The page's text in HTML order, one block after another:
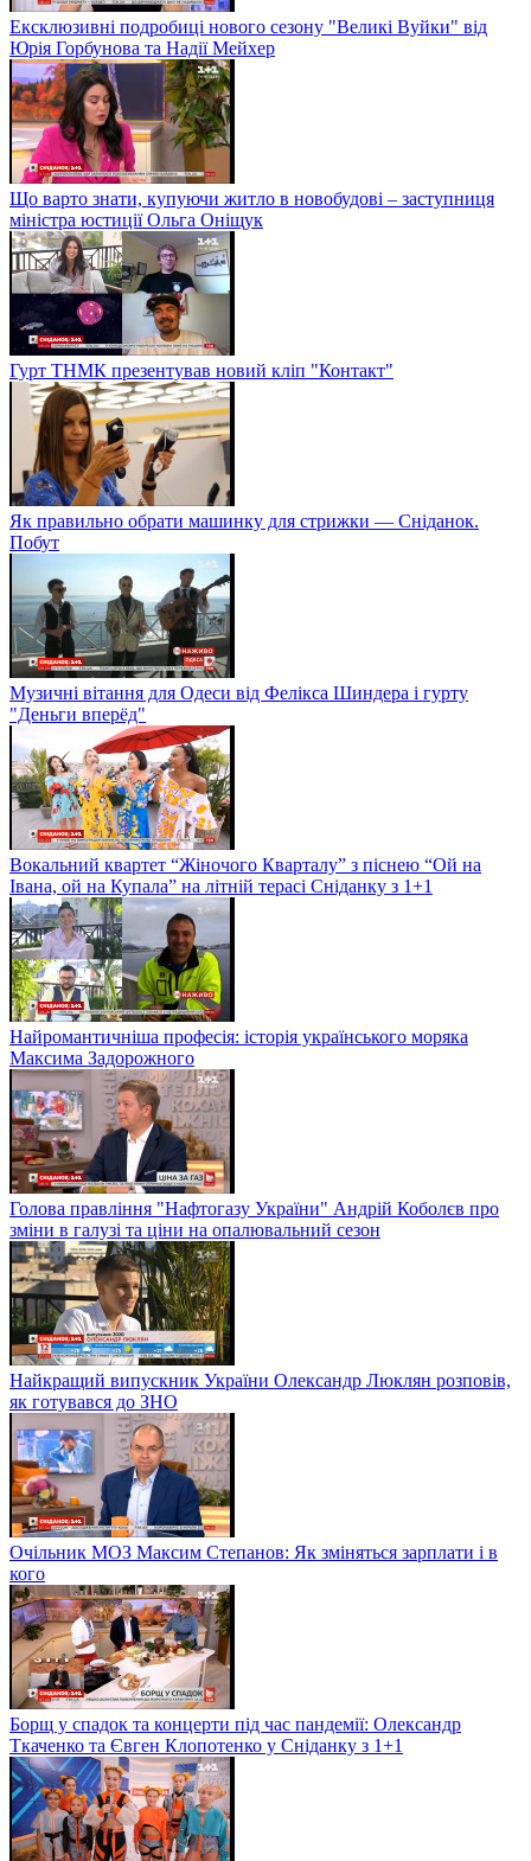
Ексклюзивні подробиці нового сезону "Великі Вуйки" від
Юрія Горбунова та Надії Мейхер
Що варто знати, купуючи житло в новобудові – заступниця
міністра юстиції Ольга Оніщук
Гурт ТНМК презентував новий кліп "Контакт"
Як правильно обрати машинку для стрижки — Сніданок.
Побут
Музичні вітання для Одеси від Фелікса Шиндера і гурту
"Деньги вперёд"
Вокальний квартет “Жіночого Кварталу” з піснею “Ой на
Івана, ой на Купала” на літній терасі Сніданку з 1+1
Найромантичніша професія: історія українського моряка
Максима Задорожного
Голова правління "Нафтогазу України" Андрій Коболєв про
зміни в галузі та ціни на опалювальний сезон
Найкращий випускник України Олександр Люклян розповів,
як готувався до ЗНО
Очільник МОЗ Максим Степанов: Як зміняться зарплати і в
кого
Борщ у спадок та концерти під час пандемії: Олександр
Ткаченко та Євген Клопотенко у Сніданку з 1+1